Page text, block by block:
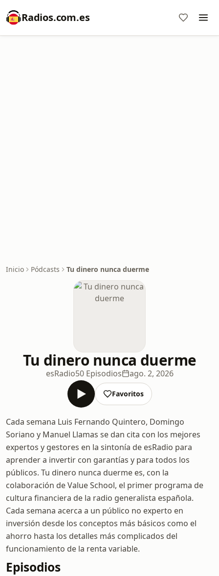
Radios.com.es
Inicio Pódcasts Tu dinero nunca duerme
Tu dinero nunca duerme
esRadio50 Episodios ago. 2, 2026
Favoritos
Cada semana Luis Fernando Quintero, Domingo
Soriano y Manuel Llamas se dan cita con los mejores
expertos y gestores en la sintonía de esRadio para
aprender a invertir con garantías y para todos los
públicos. Tu dinero nunca duerme es, con la
colaboración de Value School, el primer programa de
cultura financiera de la radio generalista española.
Cada semana acerca a un público no experto en
inversión desde los conceptos más básicos como el
ahorro hasta los detalles más complicados del
funcionamiento de la renta variable.
Episodios